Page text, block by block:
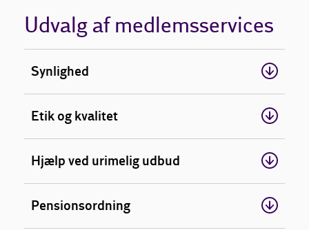
Udvalg af medlemsservices
Synlighed
Etik og kvalitet
Hjælp ved urimelig udbud
Pensionsordning